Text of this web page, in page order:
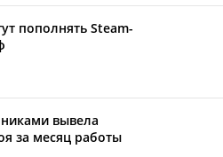
пополнять Steam-
вывела
за месяц работы